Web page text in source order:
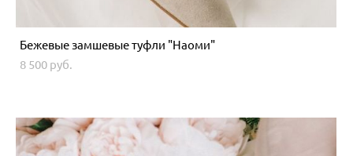
Бежевые замшевые туфли "Наоми"
8 500 pуб.